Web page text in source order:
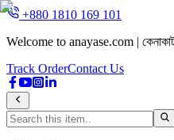
+880 1810 169 101
Welcome to anayase.com |
Track OrderContact Us